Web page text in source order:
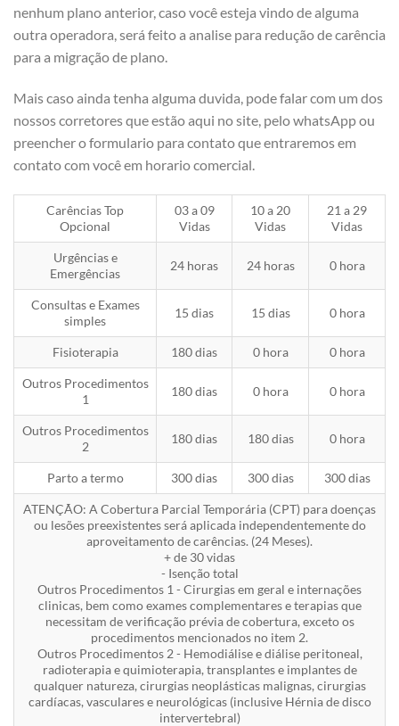
nenhum plano anterior, caso você esteja vindo de alguma
outra operadora, será feito a analise para redução de carência
para a migração de plano.
Mais caso ainda tenha alguma duvida, pode falar com um dos
nossos corretores que estão aqui no site, pelo whatsApp ou
preencher o formulario para contato que entraremos em
contato com você em horario comercial.
Carências Top
Opcional
03 a 09
Vidas
10 a 20
Vidas
21 a 29
Vidas
Urgências e
Emergências
24 horas 24 horas 0 hora
Consultas e Exames
simples
15 dias 15 dias 0 hora
Fisioterapia 180 dias 0 hora 0 hora
Outros Procedimentos
1
180 dias 0 hora 0 hora
Outros Procedimentos
2
180 dias 180 dias 0 hora
Parto a termo 300 dias 300 dias 300 dias
ATENÇÃO: A Cobertura Parcial Temporária (CPT) para doenças
ou lesões preexistentes será aplicada independentemente do
aproveitamento de carências. (24 Meses).
+ de 30 vidas
- Isenção total
Outros Procedimentos 1 - Cirurgias em geral e internações
clinicas, bem como exames complementares e terapias que
necessitam de verificação prévia de cobertura, exceto os
procedimentos mencionados no item 2.
Outros Procedimentos 2 - Hemodiálise e diálise peritoneal,
radioterapia e quimioterapia, transplantes e implantes de
qualquer natureza, cirurgias neoplásticas malignas, cirurgias
cardíacas, vasculares e neurológicas (inclusive Hérnia de disco
intervertebral)